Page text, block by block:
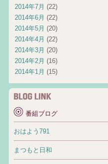
2014年7月 (22)
2014年6月 (22)
2014年5月 (20)
2014年4月 (22)
2014年3月 (20)
2014年2月 (16)
2014年1月 (15)
番組ブログ
おはよう791
まつもと日和